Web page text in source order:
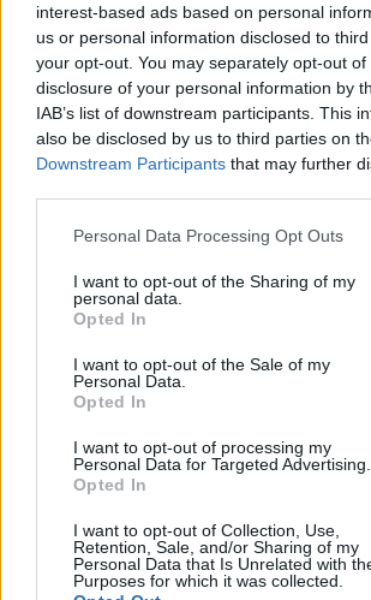
interest-based ads based on personal
us or personal information disclosed to
your opt-out. You may separately opt-out
disclosure of your personal information by
IAB’s list of downstream participants. This
also be disclosed by us to third parties on
Downstream Participants that may further
Please note that this website/app uses one
not limited to your visit or usage behaviour.
grant or deny consent to Google and its
use your data for below specified purposes
consent section.
Personal Data Processing Opt Outs
I want to opt-out of the Sharing of my
personal data.
Opted In
I want to opt-out of the Sale of my
Personal Data.
Opted In
I want to opt-out of processing my
Personal Data for Targeted Advertising.
Opted In
I want to opt-out of Collection, Use,
Retention, Sale, and/or Sharing of my
Personal Data that Is Unrelated with
Purposes for which it was collected.
«Βαρύς ο πέλεκυς για αθέμιτες
Στη σκιά της ανακοίνωσης της ΡΑΕ
παραπλανητικών αναφορών –
προμηθευτές ο κ. Σκρέκας
πέλεκυς της Πολιτείας θα είναι
φαινόμενα αθέμιτων πρακτικών.
Όπως διεμήνυσε, «δεν πρόκειται
φαινόμενα αθέμιτων εμπορικών
καταστρατήγησης του νομοθετικού
ψηφίσαμε για την προστασία των